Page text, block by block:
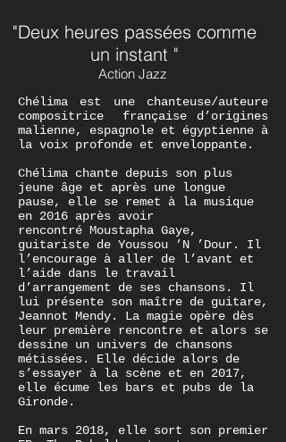
"Deux heures passées comme
un instant "
Action Jazz
Chélima est une chanteuse/auteure
compositrice française d’origines
malienne, espagnole et égyptienne à
la voix profonde et enveloppante.
Chélima chante depuis son plus
jeune âge et après une longue
pause, elle se remet à la musique
en 2016 après avoir
rencontré Moustapha Gaye,
guitariste de Youssou ’N ’Dour. Il
l’encourage à aller de l’avant et
l’aide dans le travail
d’arrangement de ses chansons. Il
lui présente son maître de guitare,
Jeannot Mendy. La magie opère dès
leur première rencontre et alors se
dessine un univers de chansons
métissées. Elle décide alors de
s’essayer à la scène et en 2017,
elle écume les bars et pubs de la
Gironde.
En mars 2018, elle sort son premier